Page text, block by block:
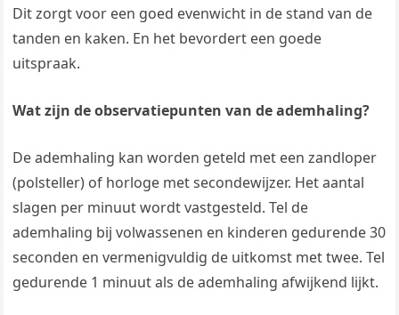
Dit zorgt voor een goed evenwicht in de stand van de
tanden en kaken. En het bevordert een goede
uitspraak.
Wat zijn de observatiepunten van de ademhaling?
De ademhaling kan worden geteld met een zandloper
(polsteller) of horloge met secondewijzer. Het aantal
slagen per minuut wordt vastgesteld. Tel de
ademhaling bij volwassenen en kinderen gedurende 30
seconden en vermenigvuldig de uitkomst met twee. Tel
gedurende 1 minuut als de ademhaling afwijkend lijkt.